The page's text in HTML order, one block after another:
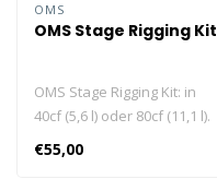
OMS
OMS Stage Rigging Kit
OMS Stage Rigging Kit: in
40cf (5,6 l) oder 80cf (11,1 l).
€55,00